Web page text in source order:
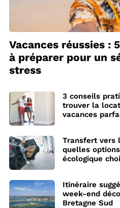
Vacances réussies :
à préparer pour un
stress
3 conseils
trouver la
vacances
Transfert vers
quelles
écologique
Itinéraire
week-end
Bretagne Sud